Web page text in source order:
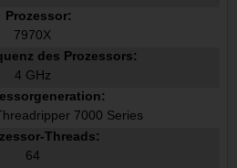
Prozessor:
7970X
des Prozessors:
4 GHz
7000 Series
Threads:
64